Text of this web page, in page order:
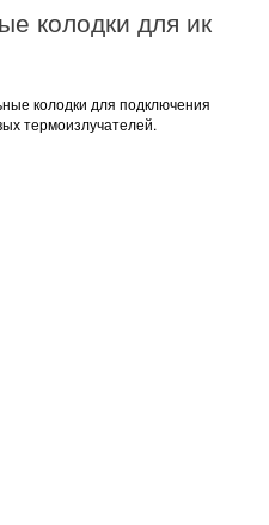
колодки для ик
колодки для подключения
термоизлучателей.